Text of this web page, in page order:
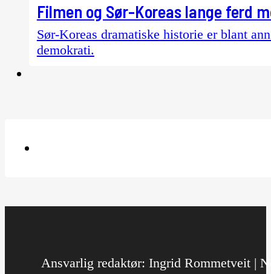
Filmen og Sør-Koreas lange ferd
Sør-Koreas dramatiske historie er blant
demokrati.
Ansvarlig redaktør: Ingrid Rommetveit |